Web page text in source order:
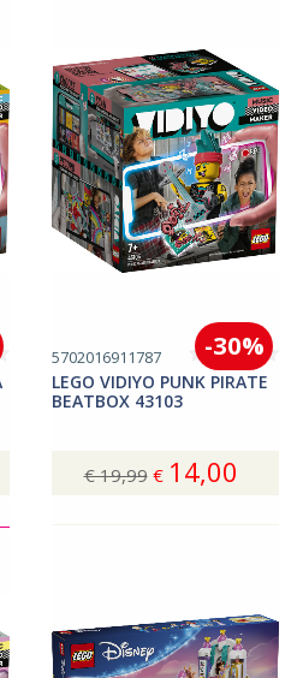
5702016911787
LEGO VIDIYO PUNK PIRATE
BEATBOX 43103
€ 19,99€ 14,00
-30%